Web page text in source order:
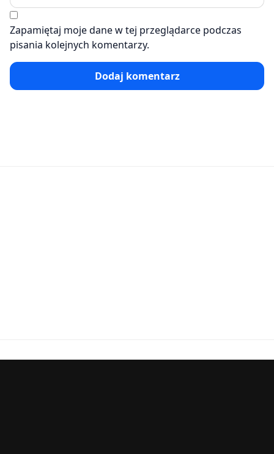
Zapamiętaj moje dane w tej przeglądarce podczas
pisania kolejnych komentarzy.
Dodaj komentarz